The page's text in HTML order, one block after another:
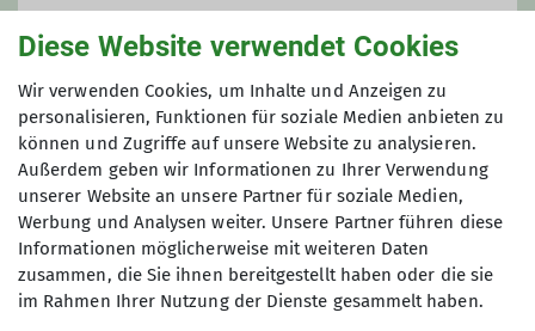
Ferienwohnung Fischbachau
Organisation
Josua Braun
josua.braun@dav-asm.de
Diese Website verwendet Cookies
Wir verwenden Cookies, um Inhalte und Anzeigen zu
personalisieren, Funktionen für soziale Medien anbieten zu
können und Zugriffe auf unsere Website zu analysieren.
Außerdem geben wir Informationen zu Ihrer Verwendung
unserer Website an unsere Partner für soziale Medien,
Werbung und Analysen weiter. Unsere Partner führen diese
Informationen möglicherweise mit weiteren Daten
zusammen, die Sie ihnen bereitgestellt haben oder die sie
im Rahmen Ihrer Nutzung der Dienste gesammelt haben.